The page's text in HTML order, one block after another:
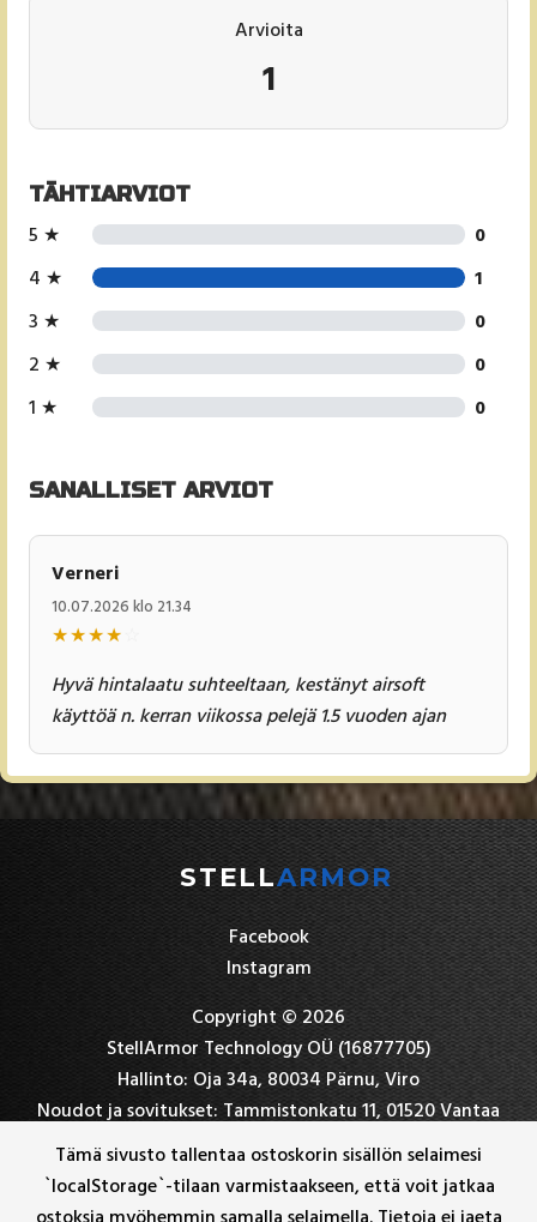
Tämä sivusto tallentaa ostoskorin sisällön selaimesi
`localStorage`-tilaan varmistaakseen, että voit jatkaa
Arvioita
1
TÄHTIARVIOT
5 ★
0
4 ★
1
3 ★
0
2 ★
0
1 ★
0
SANALLISET ARVIOT
Verneri
10.07.2026 klo 21.34
★★★★
Hyvä hintalaatu suhteeltaan, kestänyt airsoft
käyttöä n. kerran viikossa pelejä 1.5 vuoden ajan
STELLARMOR
Facebook
Instagram
Copyright © 2026
StellArmor Technology OÜ (16877705)
Hallinto: Oja 34a, 80034 Pärnu, Viro
Noudot ja sovitukset: Tammistonkatu 11, 01520 Vantaa
+358 45 7839 5396
stellarmor(at)hotmail.com